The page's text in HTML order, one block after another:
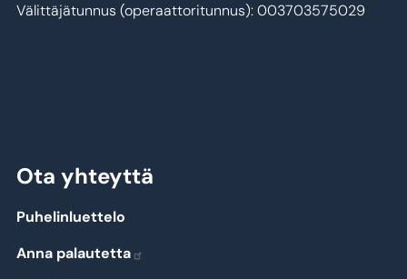
Välittäjätunnus (operaattoritunnus): 003703575029
Ota yhteyttä
Puhelinluettelo
Anna palautetta